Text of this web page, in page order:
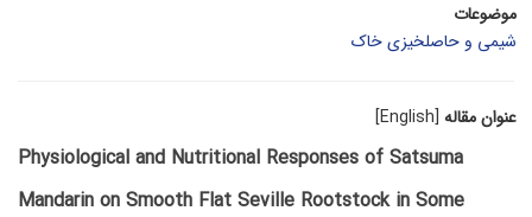
موضوعات
شیمی و حاصلخیزی خاک
عنوان مقاله [English]
Physiological and Nutritional Responses of Satsuma
Mandarin on Smooth Flat Seville Rootstock in Some